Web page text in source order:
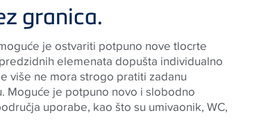
granica.
je ostvariti potpuno nove tlocrte
elemenata dopušta individualno
više ne mora strogo pratiti zadanu
Moguće je potpuno novo i slobodno
uporabe, kao što su umivaonik, WC,